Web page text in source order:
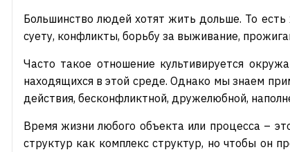
Большинство людей хотят жить дольше. То
суету, конфликты, борьбу за выживание,
Часто такое отношение культивируется
находящихся в этой среде. Однако мы знаем
действия, бесконфликтной, дружелюбной,
Время жизни любого объекта или процесса –
структур как комплекс структур, но чтобы он